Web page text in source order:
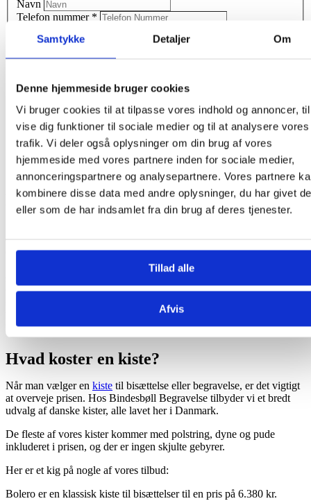
Samtykke Detaljer Om
Denne hjemmeside bruger cookies
Vi bruger cookies til at tilpasse vores indhold og annoncer,
vise dig funktioner til sociale medier og til at analysere vores
trafik. Vi deler også oplysninger om din brug af vores
hjemmeside med vores partnere inden for sociale medier,
annonceringspartnere og analysepartnere. Vores partnere
kombinere disse data med andre oplysninger, du har givet
eller som de har indsamlet fra din brug af deres tjenester.
Tillad alle
Afvis
Navn
Telefon nummer *
reCAPTCHA
Begravelsesforretning siden 1894
erfaring med at hjælpe familier igennem deres tid med sorg. Vores
erfarne bedemænd er som et rolig anker i stormen. Vi har en dyb
forståelse for den følsomhed og omsorg, der kræves i sådanne
om alle detaljer og at ceremonien forløber smidigt og i
tilgang, som er unik for dem, der deltager i begravelsen og som
passer til personen, der bliver begravet.
Hvad koster en kiste?
Når man vælger en kiste til bisættelse eller begravelse, er det vigtigt
at overveje prisen. Hos Bindesbøll Begravelse tilbyder vi et bredt
udvalg af danske kister, alle lavet her i Danmark.
De fleste af vores kister kommer med polstring, dyne og pude
inkluderet i prisen, og der er ingen skjulte gebyrer.
Her er et kig på nogle af vores tilbud:
Bolero er en klassisk kiste til bisættelser til en pris på 6.380 kr.